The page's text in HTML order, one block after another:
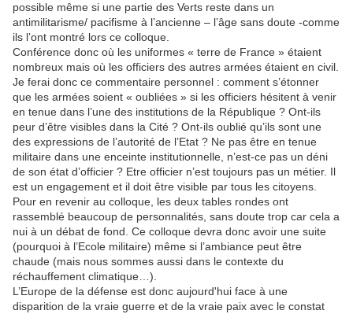
possible même si une partie des Verts reste dans un
antimilitarisme/ pacifisme à l’ancienne – l’âge sans doute -comme
ils l’ont montré lors ce colloque.
Conférence donc où les uniformes « terre de France » étaient
nombreux mais où les officiers des autres armées étaient en civil.
Je ferai donc ce commentaire personnel : comment s’étonner
que les armées soient « oubliées » si les officiers hésitent à venir
en tenue dans l’une des institutions de la République ? Ont-ils
peur d’être visibles dans la Cité ? Ont-ils oublié qu’ils sont une
des expressions de l’autorité de l’Etat ? Ne pas être en tenue
militaire dans une enceinte institutionnelle, n’est-ce pas un déni
de son état d’officier ? Etre officier n’est toujours pas un métier. Il
est un engagement et il doit être visible par tous les citoyens.
Pour en revenir au colloque, les deux tables rondes ont
rassemblé beaucoup de personnalités, sans doute trop car cela a
nui à un débat de fond. Ce colloque devra donc avoir une suite
(pourquoi à l’Ecole militaire) même si l’ambiance peut être
chaude (mais nous sommes aussi dans le contexte du
réchauffement climatique…).
L’Europe de la défense est donc aujourd'hui face à une
disparition de la vraie guerre et de la vraie paix avec le constat